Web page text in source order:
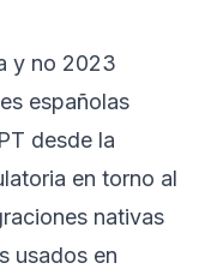
y no 2023
españolas
desde la
en torno al
nativas
usados en